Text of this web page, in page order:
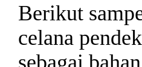
Berikut
celana
sebagai